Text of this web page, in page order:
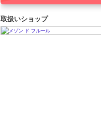
取扱いショップ